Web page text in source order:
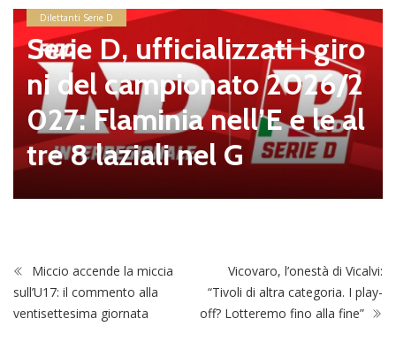
Dilettanti Serie D
Serie D, ufficializzati i giro
ni del campionato 2026/2
027: Flaminia nell’E e le al
tre 8 laziali nel G
Miccio accende la miccia
sull’U17: il commento alla
ventisettesima giornata
Vicovaro, l’onestà di Vicalvi:
“Tivoli di altra categoria. I play-
off? Lotteremo fino alla fine”